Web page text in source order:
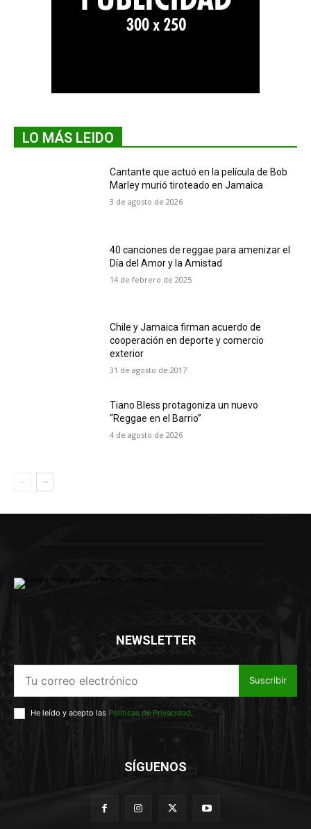
LO MÁS LEIDO
Cantante que actuó en la película de Bob
Marley murió tiroteado en Jamaica
3 de agosto de 2026
40 canciones de reggae para amenizar el
Día del Amor y la Amistad
14 de febrero de 2025
Chile y Jamaica firman acuerdo de
cooperación en deporte y comercio
exterior
31 de agosto de 2017
Tiano Bless protagoniza un nuevo
“Reggae en el Barrio”
4 de agosto de 2026
NEWSLETTER
Suscribir
He leído y acepto las Políticas de Privacidad.
SÍGUENOS